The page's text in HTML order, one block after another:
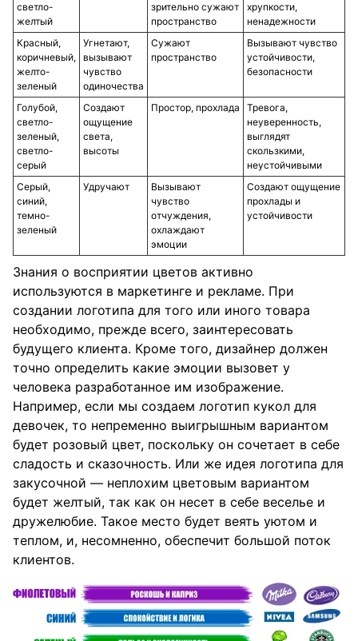
светло-
желтый
зрительно сужают
пространство
хрупкости,
ненадежности
Красный,
коричневый,
желто-
зеленый
Угнетают,
вызывают
чувство
одиночества
Сужают
пространство
Вызывают чувство
устойчивости,
безопасности
Голубой,
светло-
зеленый,
светло-
серый
Создают
ощущение
света,
высоты
Простор, прохлада
Тревога,
неуверенность,
выглядят
скользкими,
неустойчивыми
Серый,
синий,
темно-
зеленый
Удручают
Вызывают
чувство
отчуждения,
охлаждают
эмоции
Создают ощущение
прохлады и
устойчивости
Знания о восприятии цветов активно
используются в маркетинге и рекламе. При
создании логотипа для того или иного товара
необходимо, прежде всего, заинтересовать
будущего клиента. Кроме того, дизайнер должен
точно определить какие эмоции вызовет у
человека разработанное им изображение.
Например, если мы создаем логотип кукол для
девочек, то непременно выигрышным вариантом
будет розовый цвет, поскольку он сочетает в себе
сладость и сказочность. Или же идея логотипа для
закусочной — неплохим цветовым вариантом
будет желтый, так как он несет в себе веселье и
дружелюбие. Такое место будет веять уютом и
теплом, и, несомненно, обеспечит большой поток
клиентов.